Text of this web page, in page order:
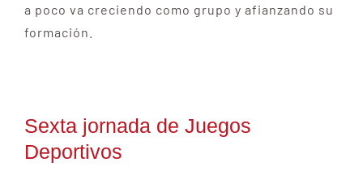
a poco va creciendo como grupo y afianzando su
formación.
Sexta jornada de Juegos
Deportivos